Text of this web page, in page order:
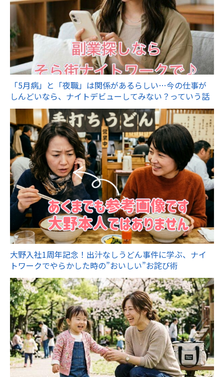
「5月病」と「夜職」は関係があるらしい…今の仕事が
しんどいなら、ナイトデビューしてみない？っていう話
大野入社1周年記念！出汁なしうどん事件に学ぶ、ナイ
トワークでやらかした時の”おいしい”お詫び術